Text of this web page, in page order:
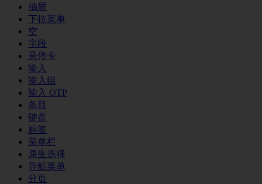
抽屉
下拉菜单
空
字段
悬停卡
输入
输入组
输入 OTP
条目
键盘
标签
菜单栏
原生选择
导航菜单
分页